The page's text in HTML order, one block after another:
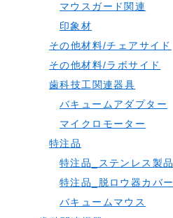
マウスガード関連
印象材
その他材料/チェアサイド
その他材料/ラボサイド
歯科技工関連器具
バキュームアダプター
マイクロモーター
特注品
特注品_ステンレス製品
特注品_脱ロウ器カバー
バキュームマウス